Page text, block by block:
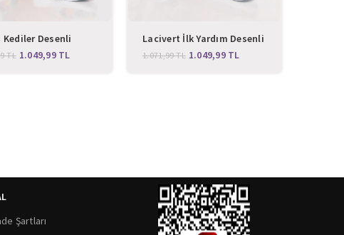
Kediler Desenli
Sabo Terlik
TL 1.049,99 TL
Lacivert İlk Yardım Desenli
Klasik Sabo Terlik
1.071,99TL 1.049,99 TL
Şartları